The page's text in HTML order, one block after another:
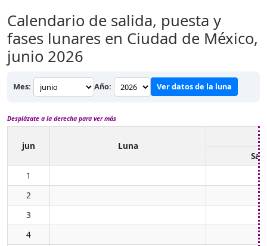
Calendario de salida, puesta y
fases lunares en Ciudad de México,
junio 2026
Mes: Año: Ver datos de la luna
Desplázate a la derecha para ver más
jun
Luna
1
2
3
4